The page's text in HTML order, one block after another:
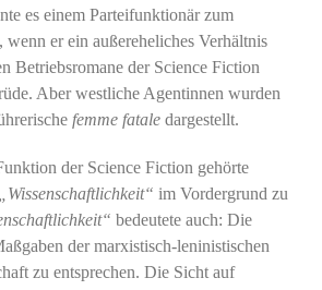
es einem Parteifunktionär zum
wenn er ein außereheliches Verhältnis
Betriebsromane der Science Fiction
Aber westliche Agentinnen wurden
femme fataledargestellt.
der Science Fiction gehörte
„Wissenschaftlichkeit“ im Vordergrund zu
bedeutete auch: Die
der marxistisch-leninistischen
zu entsprechen. Die Sicht auf